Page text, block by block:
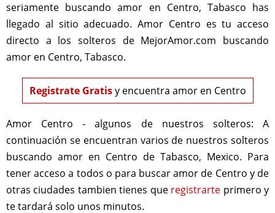
seriamente buscando amor en Centro, Tabasco has
llegado al sitio adecuado. Amor Centro es tu acceso
directo a los solteros de MejorAmor.com buscando
amor en Centro, Tabasco.
Registrate Gratisy encuentra amor en Centro
Amor Centro - algunos de nuestros solteros: A
continuación se encuentran varios de nuestros solteros
buscando amor en Centro de Tabasco, Mexico. Para
tener acceso a todos o para buscar amor de Centro y de
otras ciudades tambien tienes que registrarte primero y
te tardará solo unos minutos.